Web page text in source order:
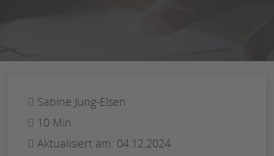
Sabine Jung-Elsen
10 Min.
Aktualisiert am: 04.12.2024